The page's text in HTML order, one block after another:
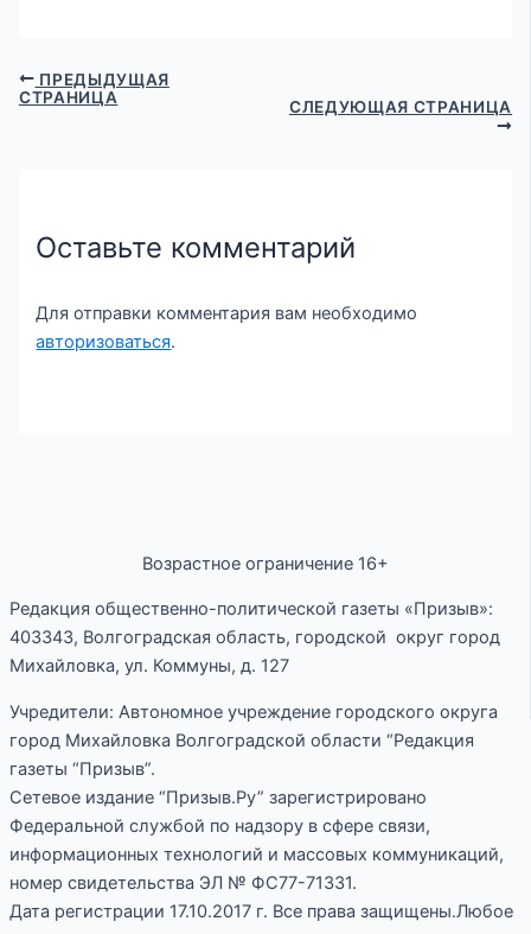
ПРЕДЫДУЩАЯ
СТРАНИЦА
СЛЕДУЮЩАЯ СТРАНИЦА
Оставьте комментарий
Для отправки комментария вам необходимо
авторизоваться.
Возрастное ограничение 16+
Редакция общественно-политической газеты «Призыв»:
403343, Волгоградская область, городской округ город
Михайловка, ул. Коммуны, д. 127
Учредители: Автономное учреждение городского округа
город Михайловка Волгоградской области “Редакция
газеты “Призыв”.
Сетевое издание “Призыв.Ру” зарегистрировано
Федеральной службой по надзору в сфере связи,
информационных технологий и массовых коммуникаций,
номер свидетельства ЭЛ № ФС77-71331.
Дата регистрации 17.10.2017 г. Все права защищены.Любое